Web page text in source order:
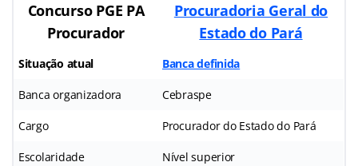
Concurso PGE PA
Procurador
Procuradoria Geral do
Estado do Pará
Situação atual Banca definida
Banca organizadora Cebraspe
Cargo Procurador do Estado do Pará
Escolaridade Nível superior